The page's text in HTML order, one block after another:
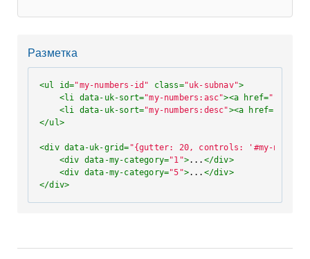
Разметка
<ul id="my-numbers-id" class="uk-subnav">
<li data-uk-sort="my-numbers:asc"><a href=""
<li data-uk-sort="my-numbers:desc"><a href=
</ul>
<div data-uk-grid= "{gutter: 20, controls: '#my-
<div data-my-category="1">... </div>
<div data-my-category="5">... </div>
</div>